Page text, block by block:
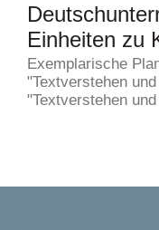
Einheiten zu
Exemplarische
"Textverstehen
"Textverstehen